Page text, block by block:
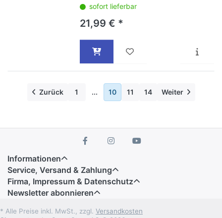
sofort lieferbar
21,99 € *
Zurück 1 ... 10 11 14 Weiter
Informationen
Service, Versand & Zahlung
Firma, Impressum & Datenschutz
Newsletter abonnieren
* Alle Preise inkl. MwSt., zzgl. Versandkosten